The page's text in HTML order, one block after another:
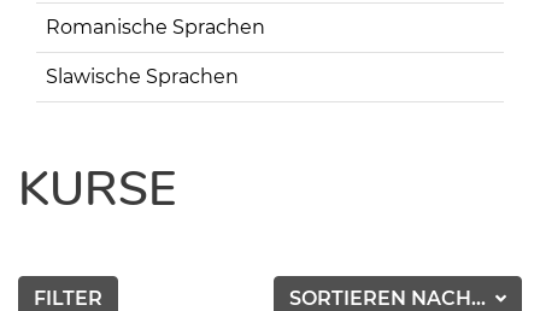
Romanische Sprachen
Slawische Sprachen
KURSE
SORTIEREN NACH...
FILTER